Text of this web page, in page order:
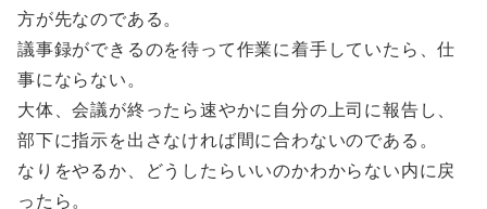
方が先なのである。
議事録ができるのを待って作業に着手していたら、仕
事にならない。
大体、会議が終ったら速やかに自分の上司に報告し、
部下に指示を出さなければ間に合わないのである。
なりをやるか、どうしたらいいのかわからない内に戻
ったら。